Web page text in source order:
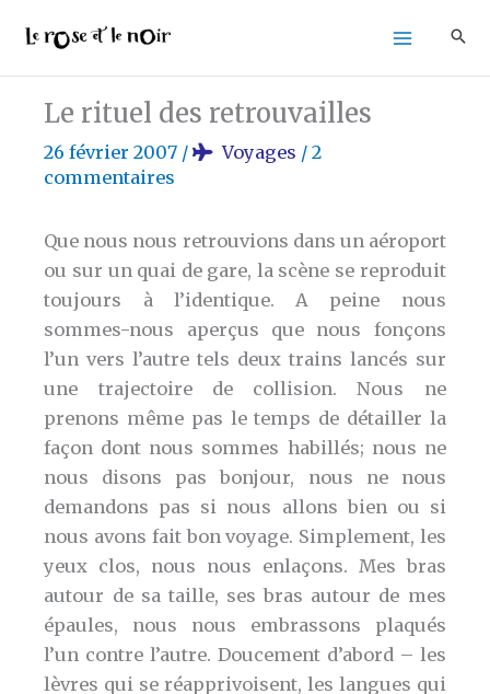
contenu
Le rituel des retrouvailles
26 février 2007 / Voyages / 2
commentaires
Que nous nous retrouvions dans un aéroport
ou sur un quai de gare, la scène se reproduit
toujours à l’identique. A peine nous
sommes-nous aperçus que nous fonçons
l’un vers l’autre tels deux trains lancés sur
une trajectoire de collision. Nous ne
prenons même pas le temps de détailler la
façon dont nous sommes habillés; nous ne
nous disons pas bonjour, nous ne nous
demandons pas si nous allons bien ou si
nous avons fait bon voyage. Simplement, les
yeux clos, nous nous enlaçons. Mes bras
autour de sa taille, ses bras autour de mes
épaules, nous nous embrassons plaqués
l’un contre l’autre. Doucement d’abord – les
lèvres qui se réapprivoisent, les langues qui